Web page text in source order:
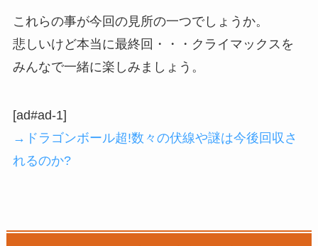
これらの事が今回の見所の一つでしょうか。
悲しいけど本当に最終回・・・クライマックスを
みんなで一緒に楽しみましょう。
[ad#ad-1]
→ドラゴンボール超!数々の伏線や謎は今後回収さ
れるのか?